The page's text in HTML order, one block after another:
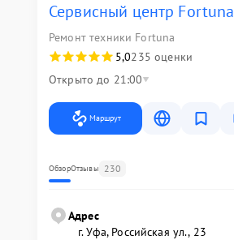
Сервисный центр Fortuna
Ремонт техники Fortuna
5,0235 оценки
Открыто до 21:00
Маршрут
ОбзорОтзывы 230
Адрес
г. Уфа, Российская ул., 23